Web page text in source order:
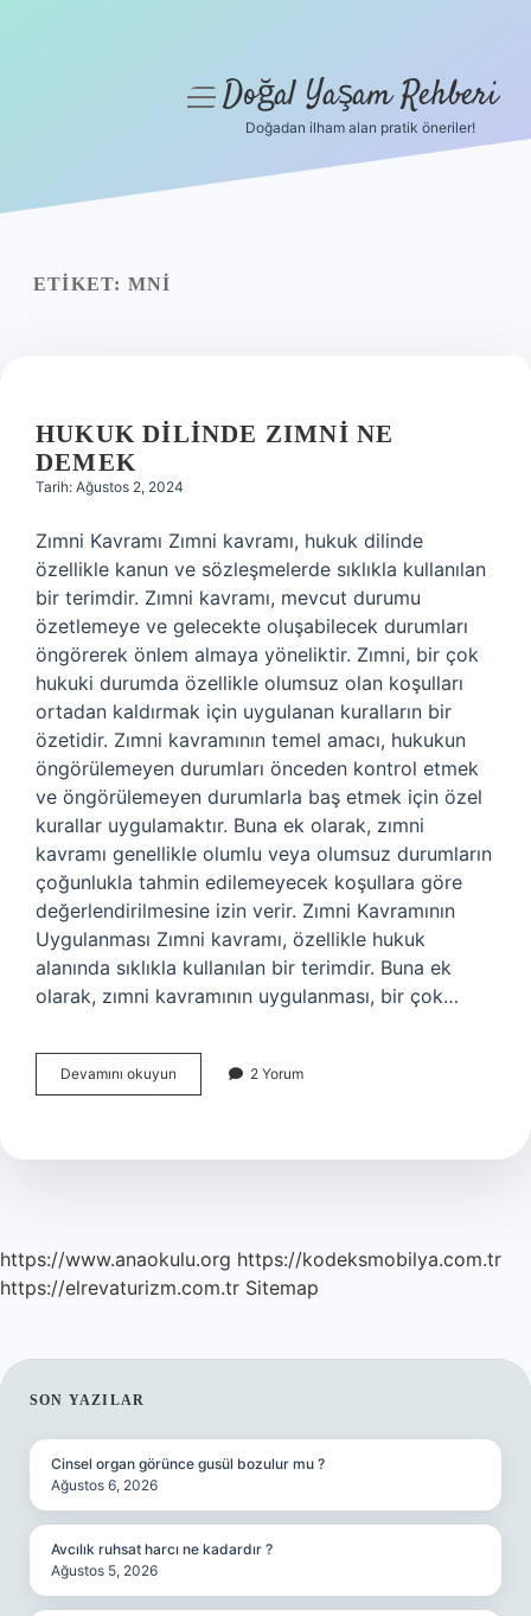
Yasal Uyarı
menüyüDoğal Yaşam Rehberi
Doğadan ilham alan pratik öneriler!
ETIKET: MNI
HUKUK DILINDE ZIMNI NE
DEMEK
Tarih: Ağustos 2, 2024
Zımni Kavramı Zımni kavramı, hukuk dilinde
özellikle kanun ve sözleşmelerde sıklıkla kullanılan
bir terimdir. Zımni kavramı, mevcut durumu
özetlemeye ve gelecekte oluşabilecek durumları
öngörerek önlem almaya yöneliktir. Zımni, bir çok
hukuki durumda özellikle olumsuz olan koşulları
ortadan kaldırmak için uygulanan kuralların bir
özetidir. Zımni kavramının temel amacı, hukukun
öngörülemeyen durumları önceden kontrol etmek
ve öngörülemeyen durumlarla baş etmek için özel
kurallar uygulamaktır. Buna ek olarak, zımni
kavramı genellikle olumlu veya olumsuz durumların
çoğunlukla tahmin edilemeyecek koşullara göre
değerlendirilmesine izin verir. Zımni Kavramının
Uygulanması Zımni kavramı, özellikle hukuk
alanında sıklıkla kullanılan bir terimdir. Buna ek
olarak, zımni kavramının uygulanması, bir çok…
Devamını okuyun
dilinde
demek
2 Yorum
https://www.anaokulu.org https://kodeksmobilya.com.tr
https://elrevaturizm.com.tr Sitemap
SIDEBAR
SON YAZILAR
Cinsel organ görünce gusül bozulur mu ?
Ağustos 6, 2026
Avcılık ruhsat harcı ne kadardır ?
Ağustos 5, 2026